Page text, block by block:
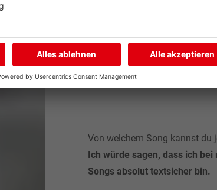
Von welchem Song kannst du
Ich würde sagen, dass ich
Songs absolut textsicher bin.